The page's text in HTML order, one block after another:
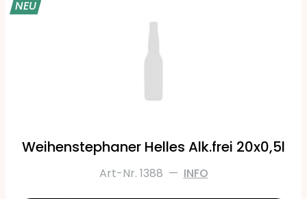
NEU
Weihenstephaner Helles Alk.frei 20x0,5l
Art-Nr. 1388 — INFO